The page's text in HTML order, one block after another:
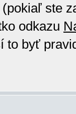
ste
odkazu
to byť